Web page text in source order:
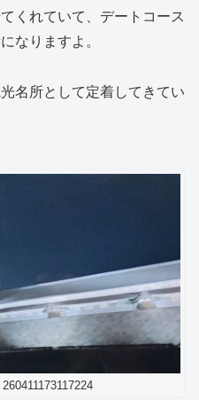
くれていて、デートコース
なりますよ。
名所として定着してきてい
260411173117224